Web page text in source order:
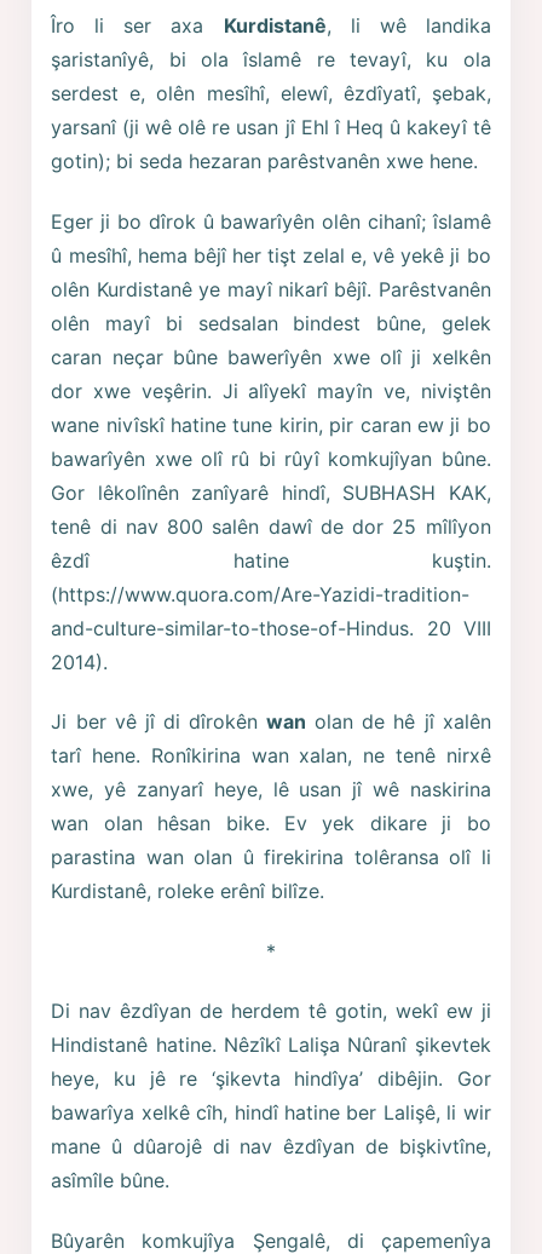
Îro li ser axa Kurdistanê, li wê landika
şaristanîyê, bi ola îslamê re tevayî, ku ola
serdest e, olên mesîhî, elewî, êzdîyatî, şebak,
yarsanî (ji wê olê re usan jî Ehl î Heq û kakeyî tê
gotin); bi seda hezaran parêstvanên xwe hene.
Eger ji bo dîrok û bawarîyên olên cihanî; îslamê
û mesîhî, hema bêjî her tişt zelal e, vê yekê ji bo
olên Kurdistanê ye mayî nikarî bêjî. Parêstvanên
olên mayî bi sedsalan bindest bûne, gelek
caran neçar bûne bawerîyên xwe olî ji xelkên
dor xwe veşêrin. Ji alîyekî mayîn ve, niviştên
wane nivîskî hatine tune kirin, pir caran ew ji bo
bawarîyên xwe olî rû bi rûyî komkujîyan bûne.
Gor lêkolînên zanîyarê hindî, SUBHASH KAK,
tenê di nav 800 salên dawî de dor 25 mîlîyon
êzdî hatine kuştin.
(https://www.quora.com/Are-Yazidi-tradition-
and-culture-similar-to-those-of-Hindus. 20 VIII
2014).
Ji ber vê jî di dîrokênwan olan de hê jî xalên
tarî hene. Ronîkirina wan xalan, ne tenê nirxê
xwe, yê zanyarî heye, lê usan jî wê naskirina
wan olan hêsan bike. Ev yek dikare ji bo
parastina wan olan û firekirina tolêransa olî li
Kurdistanê, roleke erênî bilîze.
*
Di nav êzdîyan de herdem tê gotin, wekî ew ji
Hindistanê hatine. Nêzîkî Lalişa Nûranî şikevtek
heye, ku jê re ‘şikevta hindîya’ dibêjin. Gor
bawarîya xelkê cîh, hindî hatine ber Lalişê, li wir
mane û dûarojê di nav êzdîyan de bişkivtîne,
asîmîle bûne.
Bûyarên komkujîya Şengalê, di çapemenîya